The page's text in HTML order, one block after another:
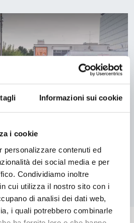
Informazioni sui cookie
i cookie
personalizzare contenuti ed
dei social media e per
Condividiamo inoltre
cui utilizza il nostro sito con i
di analisi dei dati web,
i quali potrebbero combinarle